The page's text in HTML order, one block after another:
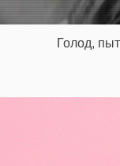
Голод,